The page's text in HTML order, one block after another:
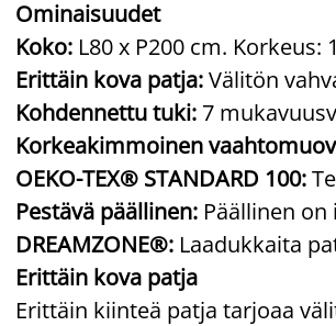
Ominaisuudet
Koko: L80 x P200 cm. Korkeus:
Erittäin kova patja:Välitön
Kohdennettu tuki:7
Korkeakimmoinen
OEKO-TEX® STANDARD 100:
Pestävä päällinen: Päällinen on
DREAMZONE®: Laadukkaita
Erittäin kova patja
Erittäin kiinteä patja tarjoaa